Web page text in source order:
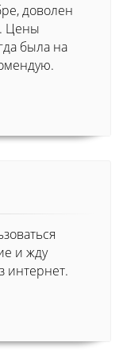
доволен
Цены
была на
и жду
интернет.